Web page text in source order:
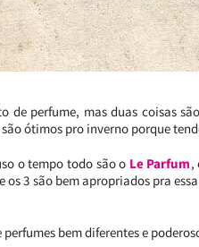
de perfume, mas duas coisas
ótimos pro inverno porque
o tempo todo são o Le Parfum,
os 3 são bem apropriados pra
perfumes bem diferentes e